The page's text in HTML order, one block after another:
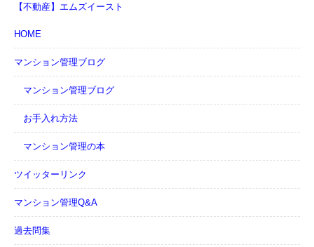
【不動産】エムズイースト
HOME
マンション管理ブログ
マンション管理ブログ
お手入れ方法
マンション管理の本
ツイッターリンク
マンション管理Q&A
過去問集